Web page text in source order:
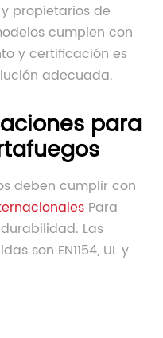
propietarios de
cumplen con
y certificación es
adecuada.
para
deben cumplir con
Para
Las
son EN1154, UL y